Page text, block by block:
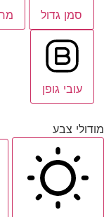
סמן גדול
עובי גופן
מודולי צבע